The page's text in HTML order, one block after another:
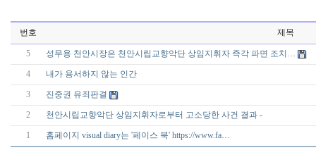
번호 제목
5 성무용 천안시장은 천안시립교향악단 상임지휘자 즉각 파면 조치…
4 내가 용서하지 않는 인간
3 진중권 유죄판결
2 천안시립교향악단 상임지휘자로부터 고소당한 사건 결과 -
1 홈페이지 visual diary는 '페이스 북' https://www.fa…